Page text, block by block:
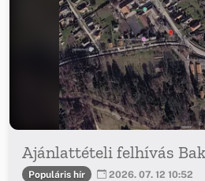
Ajánlattételi felhívás
Populáris hír 2026. 07. 12 10:52